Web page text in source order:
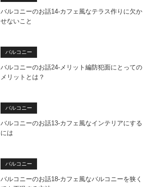
バルコニーのお話14-カフェ風なテラス作りに欠か
せないこと
バルコニー
バルコニーのお話24-メリット編防犯面にとっての
メリットとは？
バルコニー
バルコニーのお話13-カフェ風なインテリアにする
には
バルコニー
バルコニーのお話18-カフェ風なバルコニーを狭く